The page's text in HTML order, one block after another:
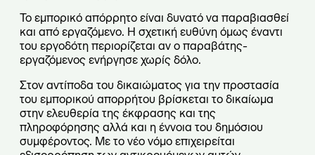
Το εμπορικό απόρρητο είναι δυνατό να παραβιασθεί
και από εργαζόμενο. Η σχετική ευθύνη όμως έναντι
του εργοδότη περιορίζεται αν ο παραβάτης-
εργαζόμενος ενήργησε χωρίς δόλο.
Στον αντίποδα του δικαιώματος για την προστασία
του εμπορικού απορρήτου βρίσκεται το δικαίωμα
στην ελευθερία της έκφρασης και της
πληροφόρησης αλλά και η έννοια του δημόσιου
συμφέροντος. Με το νέο νόμο επιχειρείται